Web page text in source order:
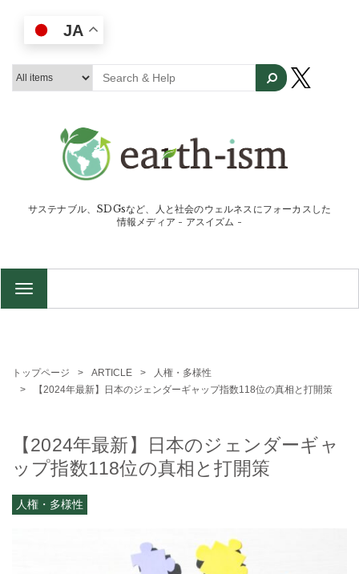
サステナブル、SDGsなど、人と社会のウェルネスにフォーカスした
情報メディア - アスイズム -
TOGGLE
トップページ ARTICLE
人権・多様性
【2024年最新】日本のジェンダーギャップ指数118位の真相と打開策
【2024年最新】日本のジェンダーギャ
ップ指数118位の真相と打開策
人権・多様性
JA